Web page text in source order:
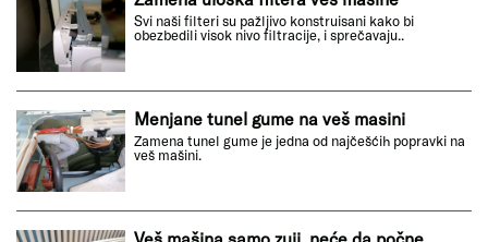
Svi naši filteri su pažljivo konstruisani kako bi
obezbedili visok nivo filtracije, i sprečavaju..
Menjane tunel gume na veš masini
Zamena tunel gume je jedna od najčešćih popravki na
veš mašini.